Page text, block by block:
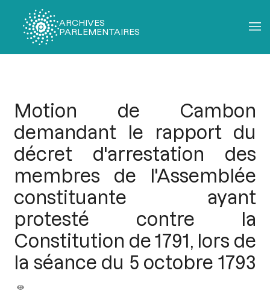
ARCHIVES
PARLEMENTAIRES
Motion de Cambon
demandant le rapport du
décret d'arrestation des
membres de l'Assemblée
constituante ayant
protesté contre la
Constitution de 1791, lors de
la séance du 5 octobre 1793